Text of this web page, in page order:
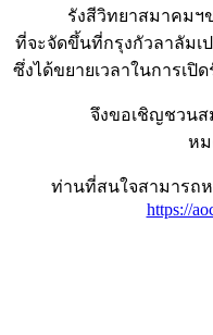
รังสีวิทยาสมาคมฯ
ที่จะจัดขึ้นที่กรุงกัวลาลัมเป
ซึ่งได้ขยายเวลาในการเปิ
จึงขอเชิญชวนส
หม
ท่านที่สนใจสามารถห
https://